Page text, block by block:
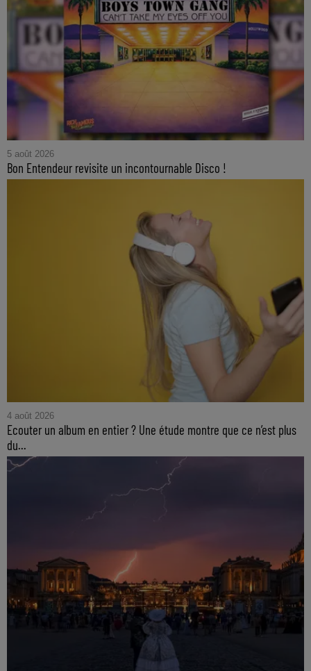
5 août 2026
Bon Entendeur revisite un incontournable Disco !
4 août 2026
Ecouter un album en entier ? Une étude montre que ce n’est plus
du...